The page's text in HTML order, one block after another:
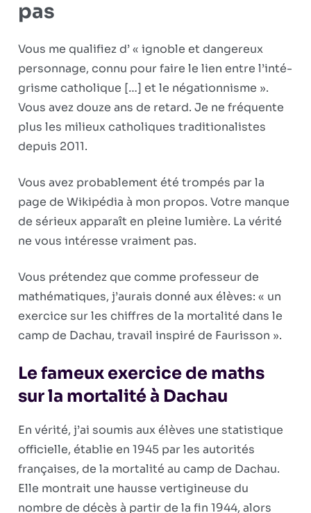
pas
Vous me qualifiez d’ « ignoble et dangereux
personnage, connu pour faire le lien entre l’inté­
grisme catholique […] et le négationnisme ».
Vous avez douze ans de retard. Je ne fréquente
plus les milieux catholiques traditionalistes
depuis 2011.
Vous avez probablement été trompés par la
page de Wikipédia à mon propos. Votre manque
de sérieux apparaît en pleine lumière. La vérité
ne vous intéresse vraiment pas.
Vous prétendez que comme professeur de
mathématiques, j’aurais donné aux élèves: « un
exercice sur les chiffres de la mortalité dans le
camp de Dachau, travail inspiré de Faurisson ».
Le fameux exercice de maths
sur la mortalité à Dachau
En vérité, j’ai soumis aux élèves une statistique
officielle, établie en 1945 par les autorités
françaises, de la mortalité au camp de Dachau.
Elle montrait une hausse vertigineuse du
nombre de décès à partir de la fin 1944, alors